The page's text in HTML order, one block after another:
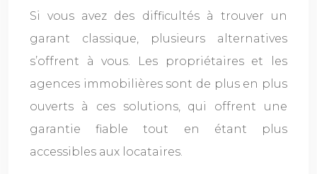
Si vous avez des difficultés à trouver un
garant classique, plusieurs alternatives
s’offrent à vous. Les propriétaires et les
agences immobilières sont de plus en plus
ouverts à ces solutions, qui offrent une
garantie fiable tout en étant plus
accessibles aux locataires.